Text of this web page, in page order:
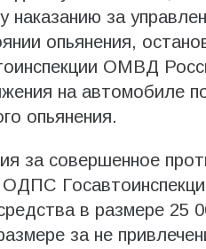
наказанию за
опьянения,
ОМВД
на автомобиле
опьянения.
за совершенное
ОДПС
в размере 25
за не